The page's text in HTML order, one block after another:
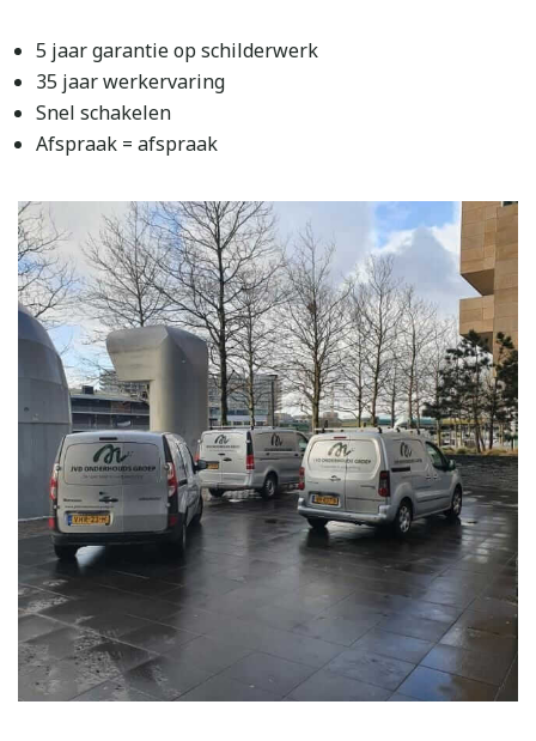
5 jaar garantie op schilderwerk
35 jaar werkervaring
Snel schakelen
Afspraak = afspraak